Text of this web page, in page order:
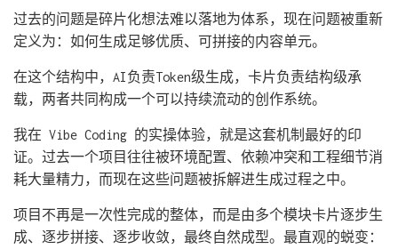
过去的问题是碎片化想法难以落地为体系，现在问题被重新
定义为：如何生成足够优质、可拼接的内容单元。
在这个结构中，AI负责Token级生成，卡片负责结构级承
载，两者共同构成一个可以持续流动的创作系统。
我在 Vibe Coding 的实操体验，就是这套机制最好的印
证。过去一个项目往往被环境配置、依赖冲突和工程细节消
耗大量精力，而现在这些问题被拆解进生成过程之中。
项目不再是一次性完成的整体，而是由多个模块卡片逐步生
成、逐步拼接、逐步收敛，最终自然成型。最直观的蜕变：